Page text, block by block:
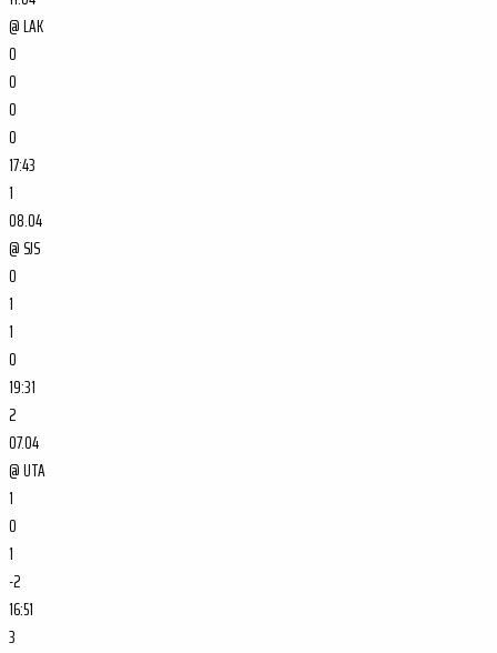
@LAK
0
0
0
0
17:43
1
08.04
@SJS
0
1
1
0
19:31
2
07.04
@UTA
1
0
1
-2
16:51
3